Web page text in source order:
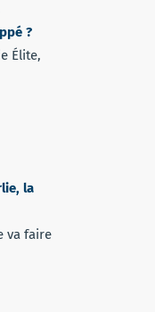
?
Élite,
la
va faire